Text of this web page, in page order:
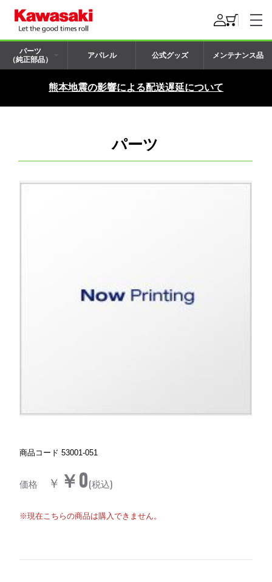
パーツ
（純正部品）
アパレル 公式グッズ メンテナンス品
熊本地震の影響による配送遅延について
パーツ
商品コード 53001-051
価格 ￥ ￥0(税込)
※現在こちらの商品は購入できません。